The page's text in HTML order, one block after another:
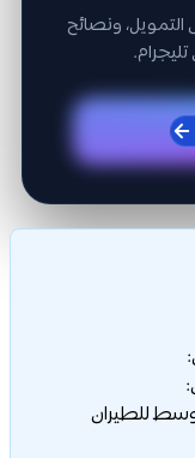
ونصائح
للطيران